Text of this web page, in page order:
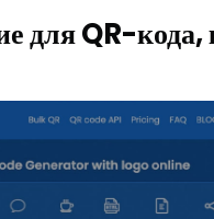
для QR-кода,